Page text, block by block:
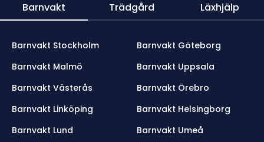
Barnvakt Trädgård Läxhjälp
Barnvakt Stockholm
Barnvakt Göteborg
Barnvakt Malmö
Barnvakt Uppsala
Barnvakt Västerås
Barnvakt Örebro
Barnvakt Linköping
Barnvakt Helsingborg
Barnvakt Lund
Barnvakt Umeå